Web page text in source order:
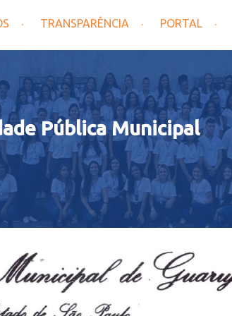
TRANSPARÊNCIA PORTAL
Pública Municipal